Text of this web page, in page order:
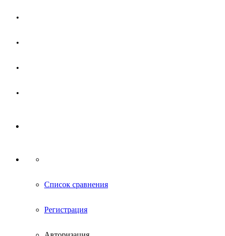
Список сравнения
Регистрация